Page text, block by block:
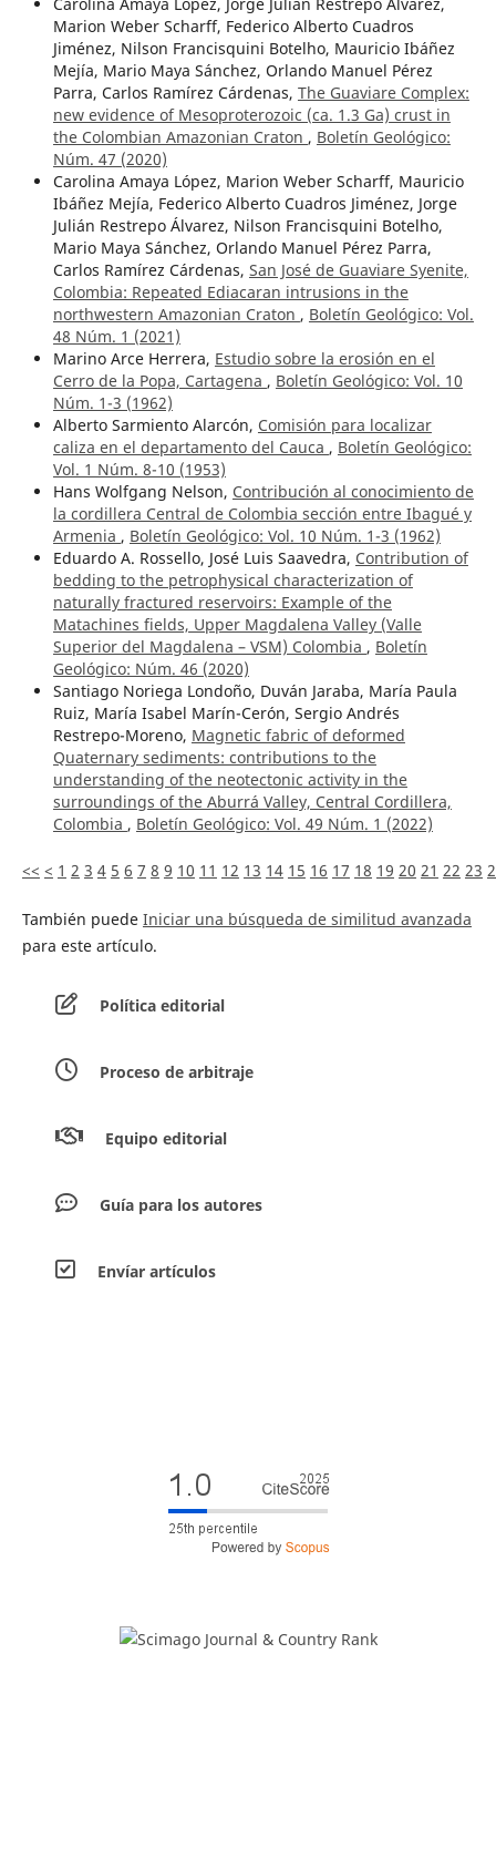
Marion Weber Scharff, Federico Alberto Cuadros
Jiménez, Nilson Francisquini Botelho, Mauricio Ibáñez
Mejía, Mario Maya Sánchez, Orlando Manuel Pérez
Parra, Carlos Ramírez Cárdenas, The Guaviare Complex:
new evidence of Mesoproterozoic (ca. 1.3 Ga) crust in
the Colombian Amazonian Craton , Boletín Geológico:
Núm. 47 (2020)
Carolina Amaya López, Marion Weber Scharff, Mauricio
Ibáñez Mejía, Federico Alberto Cuadros Jiménez, Jorge
Julián Restrepo Álvarez, Nilson Francisquini Botelho,
Mario Maya Sánchez, Orlando Manuel Pérez Parra,
Carlos Ramírez Cárdenas, San José de Guaviare Syenite,
Colombia: Repeated Ediacaran intrusions in the
northwestern Amazonian Craton , Boletín Geológico: Vol.
48 Núm. 1 (2021)
Marino Arce Herrera, Estudio sobre la erosión en el
Cerro de la Popa, Cartagena , Boletín Geológico: Vol. 10
Núm. 1-3 (1962)
Alberto Sarmiento Alarcón, Comisión para localizar
caliza en el departamento del Cauca , Boletín Geológico:
Vol. 1 Núm. 8-10 (1953)
Hans Wolfgang Nelson, Contribución al conocimiento de
la cordillera Central de Colombia sección entre Ibagué y
Armenia , Boletín Geológico: Vol. 10 Núm. 1-3 (1962)
Eduardo A. Rossello, José Luis Saavedra, Contribution of
bedding to the petrophysical characterization of
naturally fractured reservoirs: Example of the
Matachines fields, Upper Magdalena Valley (Valle
Superior del Magdalena – VSM) Colombia , Boletín
Geológico: Núm. 46 (2020)
Santiago Noriega Londoño, Duván Jaraba, María Paula
Ruiz, María Isabel Marín-Cerón, Sergio Andrés
Restrepo-Moreno, Magnetic fabric of deformed
Quaternary sediments: contributions to the
understanding of the neotectonic activity in the
surroundings of the Aburrá Valley, Central Cordillera,
Colombia , Boletín Geológico: Vol. 49 Núm. 1 (2022)
<< < 1 2 3 4 5 6 7 8 9 10 11 12 13 14 15 16 17 18 19 20 21 22 23
También puede Iniciar una búsqueda de similitud avanzada
para este artículo.
Política editorial
Proceso de arbitraje
Equipo editorial
Guía para los autores
Envíar artículos